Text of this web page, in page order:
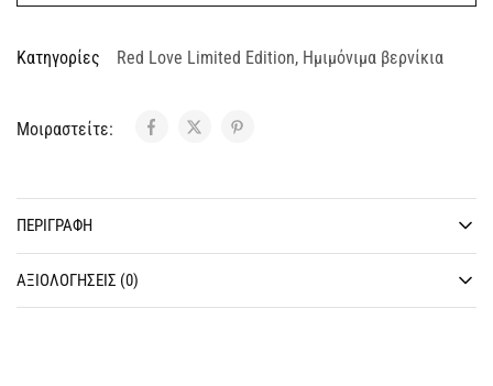
Κατηγορίες Red Love Limited Edition, Ημιμόνιμα βερνίκια
Μοιραστείτε:
ΠΕΡΙΓΡΑΦΉ
ΑΞΙΟΛΟΓΉΣΕΙΣ (0)